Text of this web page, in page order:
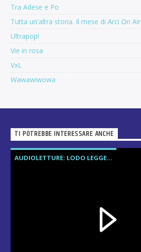
Tra Adese e Po
Tutta un'altra storia. Il mese di Arci On Air
Ultrapop!
Vie in rosa
VxL
Wawawiwowa
TI POTREBBE INTERESSARE ANCHE
AUDIOLETTURE: LODO LEGGE...